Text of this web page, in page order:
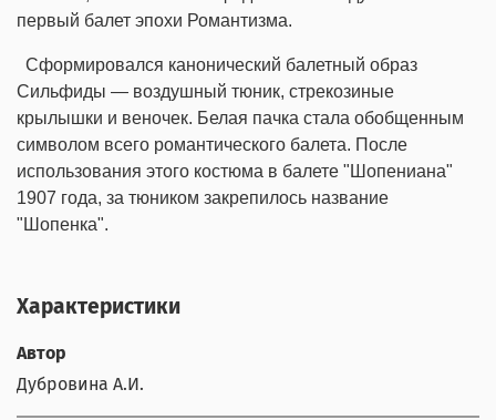
первый балет эпохи Романтизма.
Сформировался канонический балетный образ
Сильфиды — воздушный тюник, стрекозиные
крылышки и веночек. Белая пачка стала обобщенным
символом всего романтического балета. После
использования этого костюма в балете "Шопениана"
1907 года, за тюником закрепилось название
"Шопенка".
Характеристики
Автор
Дубровина А.И.